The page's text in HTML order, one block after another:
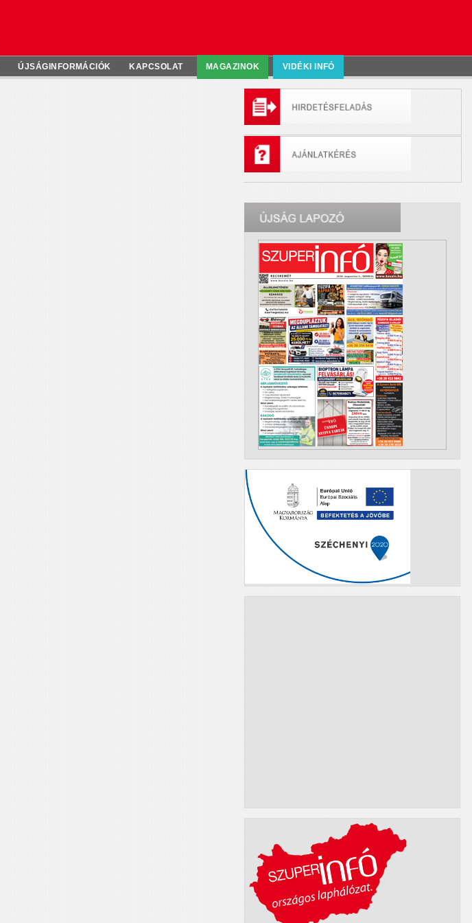
ÚJSÁGINFORMÁCIÓK KAPCSOLAT MAGAZINOK VIDÉKI INFÓ